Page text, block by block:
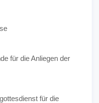
für die Anliegen der
für die